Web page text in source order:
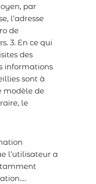
par
l’adresse
de
3. En ce qui
des
informations
sont à
modèle de
le
l’utilisateur a